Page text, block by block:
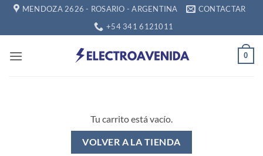
Saltar
contenido
MENDOZA 2626 - ROSARIO - ARGENTINA
CONTACTAR
+54 341 6121011
0
Tu carrito está vacío.
VOLVER A LA TIENDA